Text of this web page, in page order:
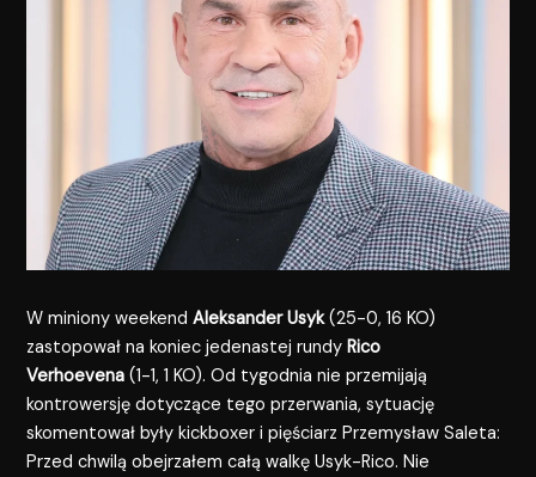
W miniony weekendAleksander Usyk(25-0, 16 KO)
zastopował na koniec jedenastej rundyRico
Verhoevena (1-1, 1 KO). Od tygodnia nie przemijają
kontrowersję dotyczące tego przerwania, sytuację
skomentował były kickboxer i pięściarz Przemysław Saleta:
Przed chwilą obejrzałem całą walkę Usyk-Rico. Nie